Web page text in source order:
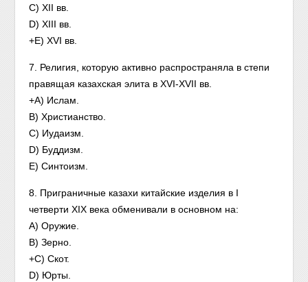
C) XII вв.
D) XIII вв.
+E) XVI вв.
7. Религия, которую активно распространяла в степи
правящая казахская элита в XVI-XVII вв.
+A) Ислам.
B) Христианство.
C) Иудаизм.
D) Буддизм.
E) Синтоизм.
8. Приграничные казахи китайские изделия в I
четверти XIX века обменивали в основном на:
A) Оружие.
B) Зерно.
+C) Скот.
D) Юрты.